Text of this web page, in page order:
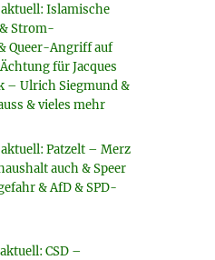
Islamische
Strom-
Queer-Angriff auf
für Jacques
– Ulrich Siegmund &
& vieles mehr
Patzelt – Merz
auch & Speer
& AfD & SPD-
CSD –